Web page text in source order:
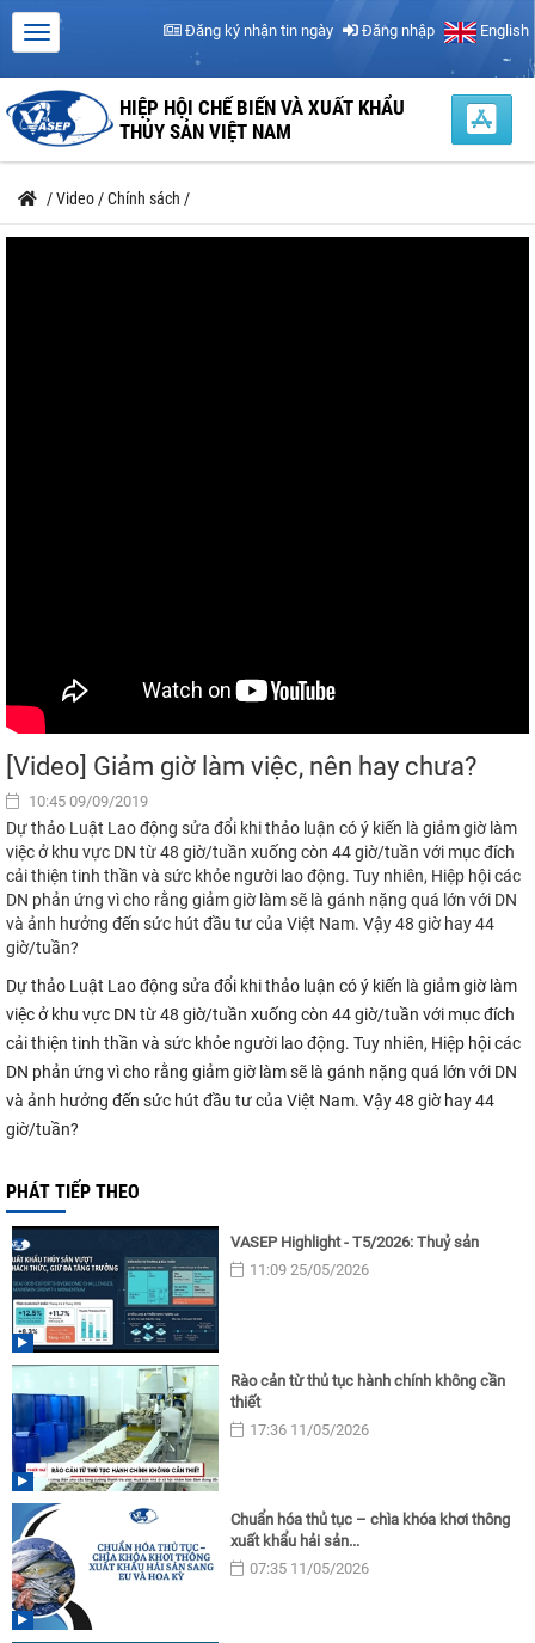
Đăng ký nhận tin ngày Đăng nhập English
HIỆP HỘI CHẾ BIẾN VÀ XUẤT KHẨU
THỦY SẢN VIỆT NAM
/Video /Chính sách /
[Video] Giảm giờ làm việc, nên hay chưa?
10:45 09/09/2019
Dự thảo Luật Lao động sửa đổi khi thảo luận có ý kiến là giảm giờ làm
việc ở khu vực DN từ 48 giờ/tuần xuống còn 44 giờ/tuần với mục đích
cải thiện tinh thần và sức khỏe người lao động. Tuy nhiên, Hiệp hội các
DN phản ứng vì cho rằng giảm giờ làm sẽ là gánh nặng quá lớn với DN
và ảnh hưởng đến sức hút đầu tư của Việt Nam. Vậy 48 giờ hay 44
giờ/tuần?
Dự thảo Luật Lao động sửa đổi khi thảo luận có ý kiến là giảm giờ làm
việc ở khu vực DN từ 48 giờ/tuần xuống còn 44 giờ/tuần với mục đích
cải thiện tinh thần và sức khỏe người lao động. Tuy nhiên, Hiệp hội các
DN phản ứng vì cho rằng giảm giờ làm sẽ là gánh nặng quá lớn với DN
và ảnh hưởng đến sức hút đầu tư của Việt Nam. Vậy 48 giờ hay 44
giờ/tuần?
PHÁT TIẾP THEO
VASEP Highlight - T5/2026: Thuỷ sản
11:09 25/05/2026
Rào cản từ thủ tục hành chính không cần
thiết
17:36 11/05/2026
Chuẩn hóa thủ tục – chìa khóa khơi thông
xuất khẩu hải sản...
07:35 11/05/2026